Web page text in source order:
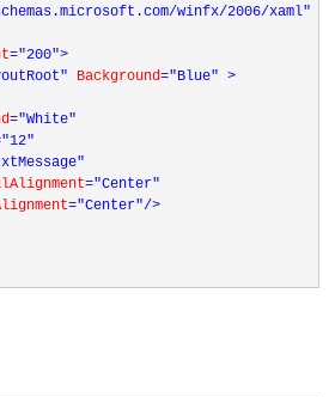
winfx/2006/xaml"
="200">
Background="Blue" >
="White"
="Center"
="Center"/>